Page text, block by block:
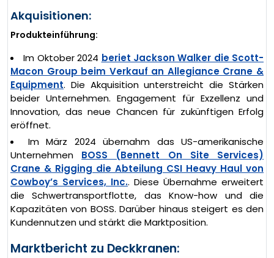
Akquisitionen:
Produkteinführung:
Im Oktober 2024 beriet Jackson Walker die Scott-
Macon Group beim Verkauf an Allegiance Crane &
Equipment. Die Akquisition unterstreicht die Stärken
beider Unternehmen. Engagement für Exzellenz und
Innovation, das neue Chancen für zukünftigen Erfolg
eröffnet.
Im März 2024 übernahm das US-amerikanische
Unternehmen BOSS (Bennett On Site Services)
Crane & Rigging die Abteilung CSI Heavy Haul von
Cowboy’s Services, Inc.. Diese Übernahme erweitert
die Schwertransportflotte, das Know-how und die
Kapazitäten von BOSS. Darüber hinaus steigert es den
Kundennutzen und stärkt die Marktposition.
Marktbericht zu Deckkranen: